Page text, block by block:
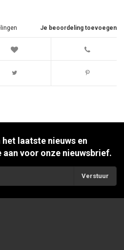
Je beoordeling toevoegen
laatste nieuws en
voor onze nieuwsbrief.
Verstuur